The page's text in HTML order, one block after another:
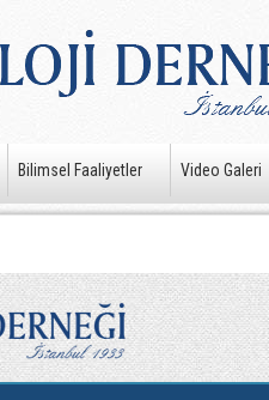
Bilimsel Faaliyetler Video Galeri